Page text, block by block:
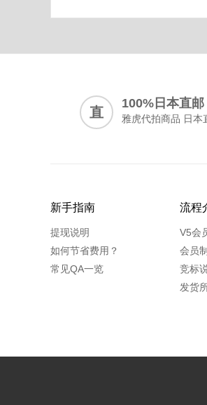
直
100%日本直邮
雅虎代拍商品 日本
新手指南
提现说明
如何节省费用？
常见QA一览
流程
V5会
会员
竞标
发货